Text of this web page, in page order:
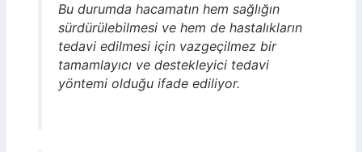
Bu durumda hacamatın hem sağlığın
sürdürülebilmesi ve hem de hastalıkların
tedavi edilmesi için vazgeçilmez bir
tamamlayıcı ve destekleyici tedavi
yöntemi olduğu ifade ediliyor.